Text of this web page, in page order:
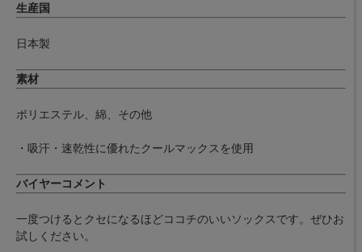
生産国
日本製
素材
ポリエステル、綿、その他
・吸汗・速乾性に優れたクールマックスを使用
バイヤーコメント
一度つけるとクセになるほどココチのいいソックスです。ぜひお
試しください。